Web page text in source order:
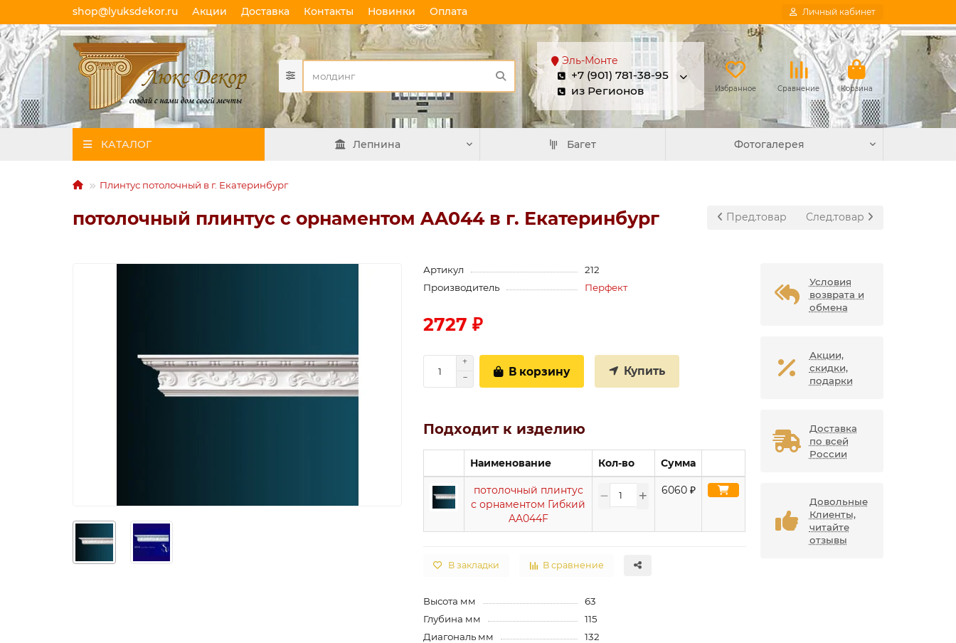
shop@lyuksdekor.ru Акции Доставка Контакты Новинки Оплата Личный кабинет
Эль-Монте
+7 (901) 781-38-95
из Регионов
Избранное Сравнение Корзина
КАТАЛОГ Лепнина Багет Фотогалерея
Плинтус потолочный в г. Екатеринбург
Пред.товар След.товар
потолочный плинтус с орнаментом AA044 в г. Екатеринбург
Артикул
212
Производитель
Перфект
2727 ₽
В корзину Купить
Подходит к изделию
Наименование Кол-во Сумма
потолочный плинтус
с орнаментом Гибкий
AA044F
6060₽
В закладки В сравнение
Высота мм
63
Глубина мм
115
Диагональ мм
132
Условия
возврата и
обмена
Акции,
скидки,
подарки
Доставка
по всей
России
Довольные
Клиенты,
читайте
отзывы